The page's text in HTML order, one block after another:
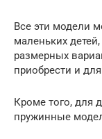
Все эти модели
маленьких
размерных
приобрести и
Кроме того, для
пружинные